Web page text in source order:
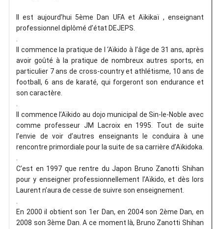
Il est aujourd’hui 5ème Dan UFA et Aïkikaï , enseignant
professionnel diplômé d’état DEJEPS.
Il commence la pratique de l ‘Aïkido à l’âge de 31 ans, après
avoir goûté à la pratique de nombreux autres sports, en
particulier 7 ans de cross-country et athlétisme, 10 ans de
football, 6 ans de karaté, qui forgeront son endurance et
son caractère.
Il commence l’Aïkido au dojo municipal de Sin-le-Noble avec
comme professeur JM Lacroix en 1995. Tout de suite
l’envie de voir d’autres enseignants le conduira à une
rencontre primordiale pour la suite de sa carrière d’Aïkidoka.
C’est en 1997 que rentre du Japon Bruno Zanotti Shihan
pour y enseigner professionnellement l’Aïkido, et dès lors
Laurent n’aura de cesse de suivre son enseignement.
En 2000 il obtient son 1er Dan, en 2004 son 2ème Dan, en
2008 son 3ème Dan. A ce moment là, Bruno Zanotti Shihan